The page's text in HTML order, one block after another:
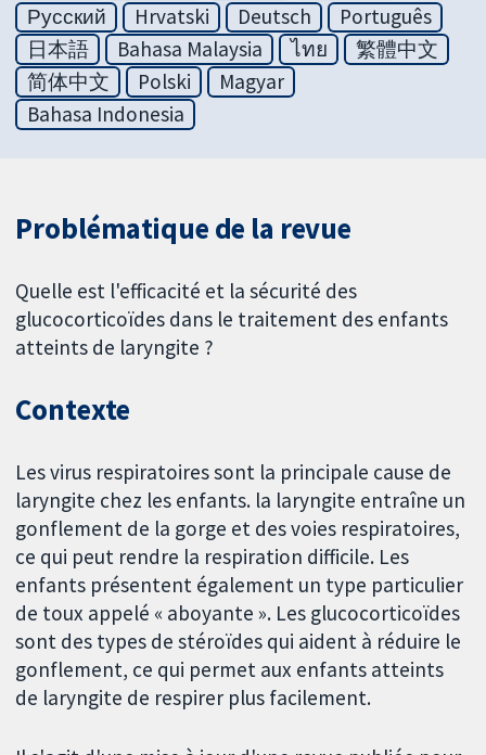
Русский
Hrvatski Deutsch
Português
日本語
Bahasa Malaysia ไทย
繁體中文
简体中文
Polski
Magyar
Bahasa Indonesia
Problématique de la revue
Quelle est l'efficacité et la sécurité des
glucocorticoïdes dans le traitement des enfants
atteints de laryngite ?
Contexte
Les virus respiratoires sont la principale cause de
laryngite chez les enfants. la laryngite entraîne un
gonflement de la gorge et des voies respiratoires,
ce qui peut rendre la respiration difficile. Les
enfants présentent également un type particulier
de toux appelé « aboyante ». Les glucocorticoïdes
sont des types de stéroïdes qui aident à réduire le
gonflement, ce qui permet aux enfants atteints
de laryngite de respirer plus facilement.